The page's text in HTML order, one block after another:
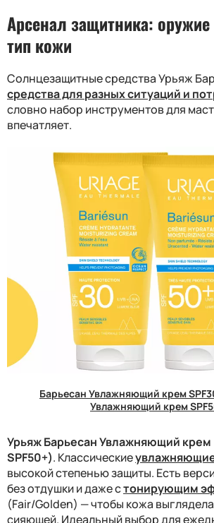
Арсенал защитника:
тип кожи
Солнцезащитные средства Урьяж
средства для разных ситуаций и
словно набор инструментов для
впечатляет.
Барьесан Увлажняющий крем
Увлажняющий крем
Урьяж Барьесан Увлажняющий крем
SPF50+). Классические
высокой степенью защиты. Есть
без отдушки и даже стонирующим
(Fair/Golden) — чтобы кожа
сияющей. Идеальный выбор для